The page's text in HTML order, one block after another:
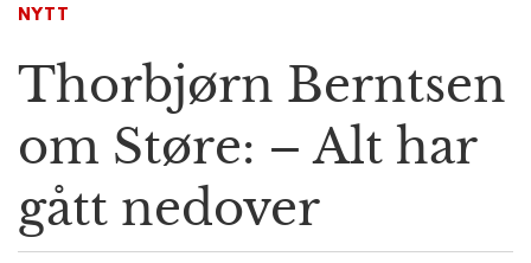
n
a
a
t
i
NYTT
Thorbjørn Berntsen
om Støre: – Alt har
gått nedover